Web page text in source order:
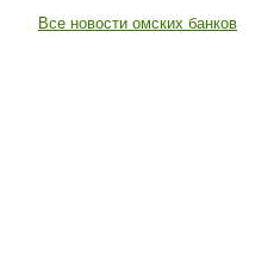
Все новости омских банков